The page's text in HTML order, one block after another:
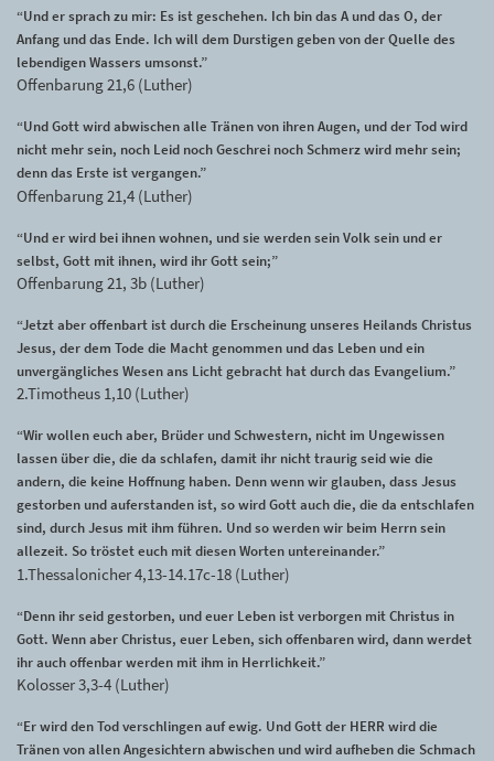
“Und er sprach zu mir: Es ist geschehen. Ich bin das A und das O, der
Anfang und das Ende. Ich will dem Durstigen geben von der Quelle des
lebendigen Wassers umsonst.”
Offenbarung 21,6 (Luther)
“Und Gott wird abwischen alle Tränen von ihren Augen, und der Tod wird
nicht mehr sein, noch Leid noch Geschrei noch Schmerz wird mehr sein;
denn das Erste ist vergangen.”
Offenbarung 21,4 (Luther)
“Und er wird bei ihnen wohnen, und sie werden sein Volk sein und er
selbst, Gott mit ihnen, wird ihr Gott sein;”
Offenbarung 21, 3b (Luther)
“Jetzt aber offenbart ist durch die Erscheinung unseres Heilands Christus
Jesus, der dem Tode die Macht genommen und das Leben und ein
unvergängliches Wesen ans Licht gebracht hat durch das Evangelium.”
2.Timotheus 1,10 (Luther)
“Wir wollen euch aber, Brüder und Schwestern, nicht im Ungewissen
lassen über die, die da schlafen, damit ihr nicht traurig seid wie die
andern, die keine Hoffnung haben. Denn wenn wir glauben, dass Jesus
gestorben und auferstanden ist, so wird Gott auch die, die da entschlafen
sind, durch Jesus mit ihm führen. Und so werden wir beim Herrn sein
allezeit. So tröstet euch mit diesen Worten untereinander.”
1.Thessalonicher 4,13-14.17c-18 (Luther)
“Denn ihr seid gestorben, und euer Leben ist verborgen mit Christus in
Gott. Wenn aber Christus, euer Leben, sich offenbaren wird, dann werdet
ihr auch offenbar werden mit ihm in Herrlichkeit.”
Kolosser 3,3-4 (Luther)
“Er wird den Tod verschlingen auf ewig. Und Gott der HERR wird die
Tränen von allen Angesichtern abwischen und wird aufheben die Schmach